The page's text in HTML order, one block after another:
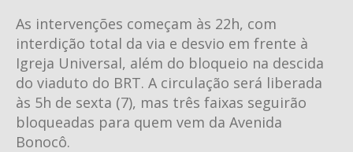
As intervenções começam às 22h, com
interdição total da via e desvio em frente à
Igreja Universal, além do bloqueio na descida
do viaduto do BRT. A circulação será liberada
às 5h de sexta (7), mas três faixas seguirão
bloqueadas para quem vem da Avenida
Bonocô.